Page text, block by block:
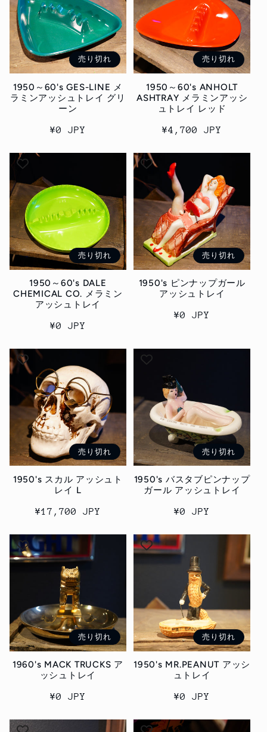
売り切れ
1950～60's GES-LINE メ
ラミンアッシュトレイ グリ
ーン
通
¥0 JPY
売り切れ
1950～60's ANHOLT
ASHTRAY メラミンアッシ
ュトレイ レッド
通
格
¥4,700 JPY
売り切れ
1950～60's DALE
CHEMICAL CO. メラミン
アッシュトレイ
通
格
¥0 JPY
売り切れ
1950's ピンナップガール
アッシュトレイ
通
¥0 JPY
売り切れ
1950's スカル アッシュト
レイ L
通
価
格
¥17,700 JPY
売り切れ
1950's バスタブピンナップ
ガール アッシュトレイ
通
価
格
¥0 JPY
売り切れ
1960's MACK TRUCKS ア
ッシュトレイ
通
¥0 JPY
売り切れ
1950's MR.PEANUT アッシ
ュトレイ
通
価
¥0 JPY